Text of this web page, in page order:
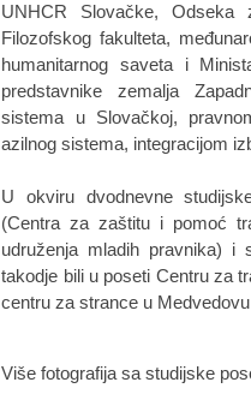
UNHCR Slovačke,
Filozofskog fakulteta,
humanitarnog saveta i
predstavnike zemalja
sistema u Slovačkoj,
azilnog sistema, integracijom
U okviru dvodnevne
(Centra za zaštitu i pomoć
udruženja mladih pravnika) i
takodje bili u poseti Centru za
centru za strance u
Više fotografija sa studijske